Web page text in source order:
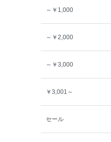
～￥1,000
～￥2,000
～￥3,000
￥3,001～
セール